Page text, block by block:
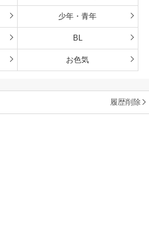
少年・青年
BL
お色気
履歴削除